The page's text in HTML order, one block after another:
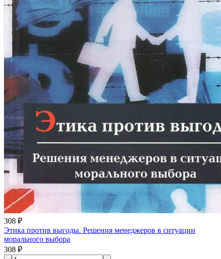
308 ₽
Этика против выгоды. Решения менеджеров в ситуации
морального выбора
308 ₽